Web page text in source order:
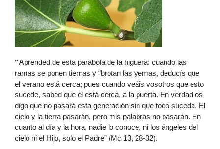
“Aprended de esta parábola de la higuera: cuando las
ramas se ponen tiernas y “brotan las yemas, deducís que
el verano está cerca; pues cuando veáis vosotros que esto
sucede, sabed que él está cerca, a la puerta. En verdad os
digo que no pasará esta generación sin que todo suceda. El
cielo y la tierra pasarán, pero mis palabras no pasarán. En
cuanto al día y la hora, nadie lo conoce, ni los ángeles del
cielo ni el Hijo, solo el Padre” (Mc 13, 28-32).